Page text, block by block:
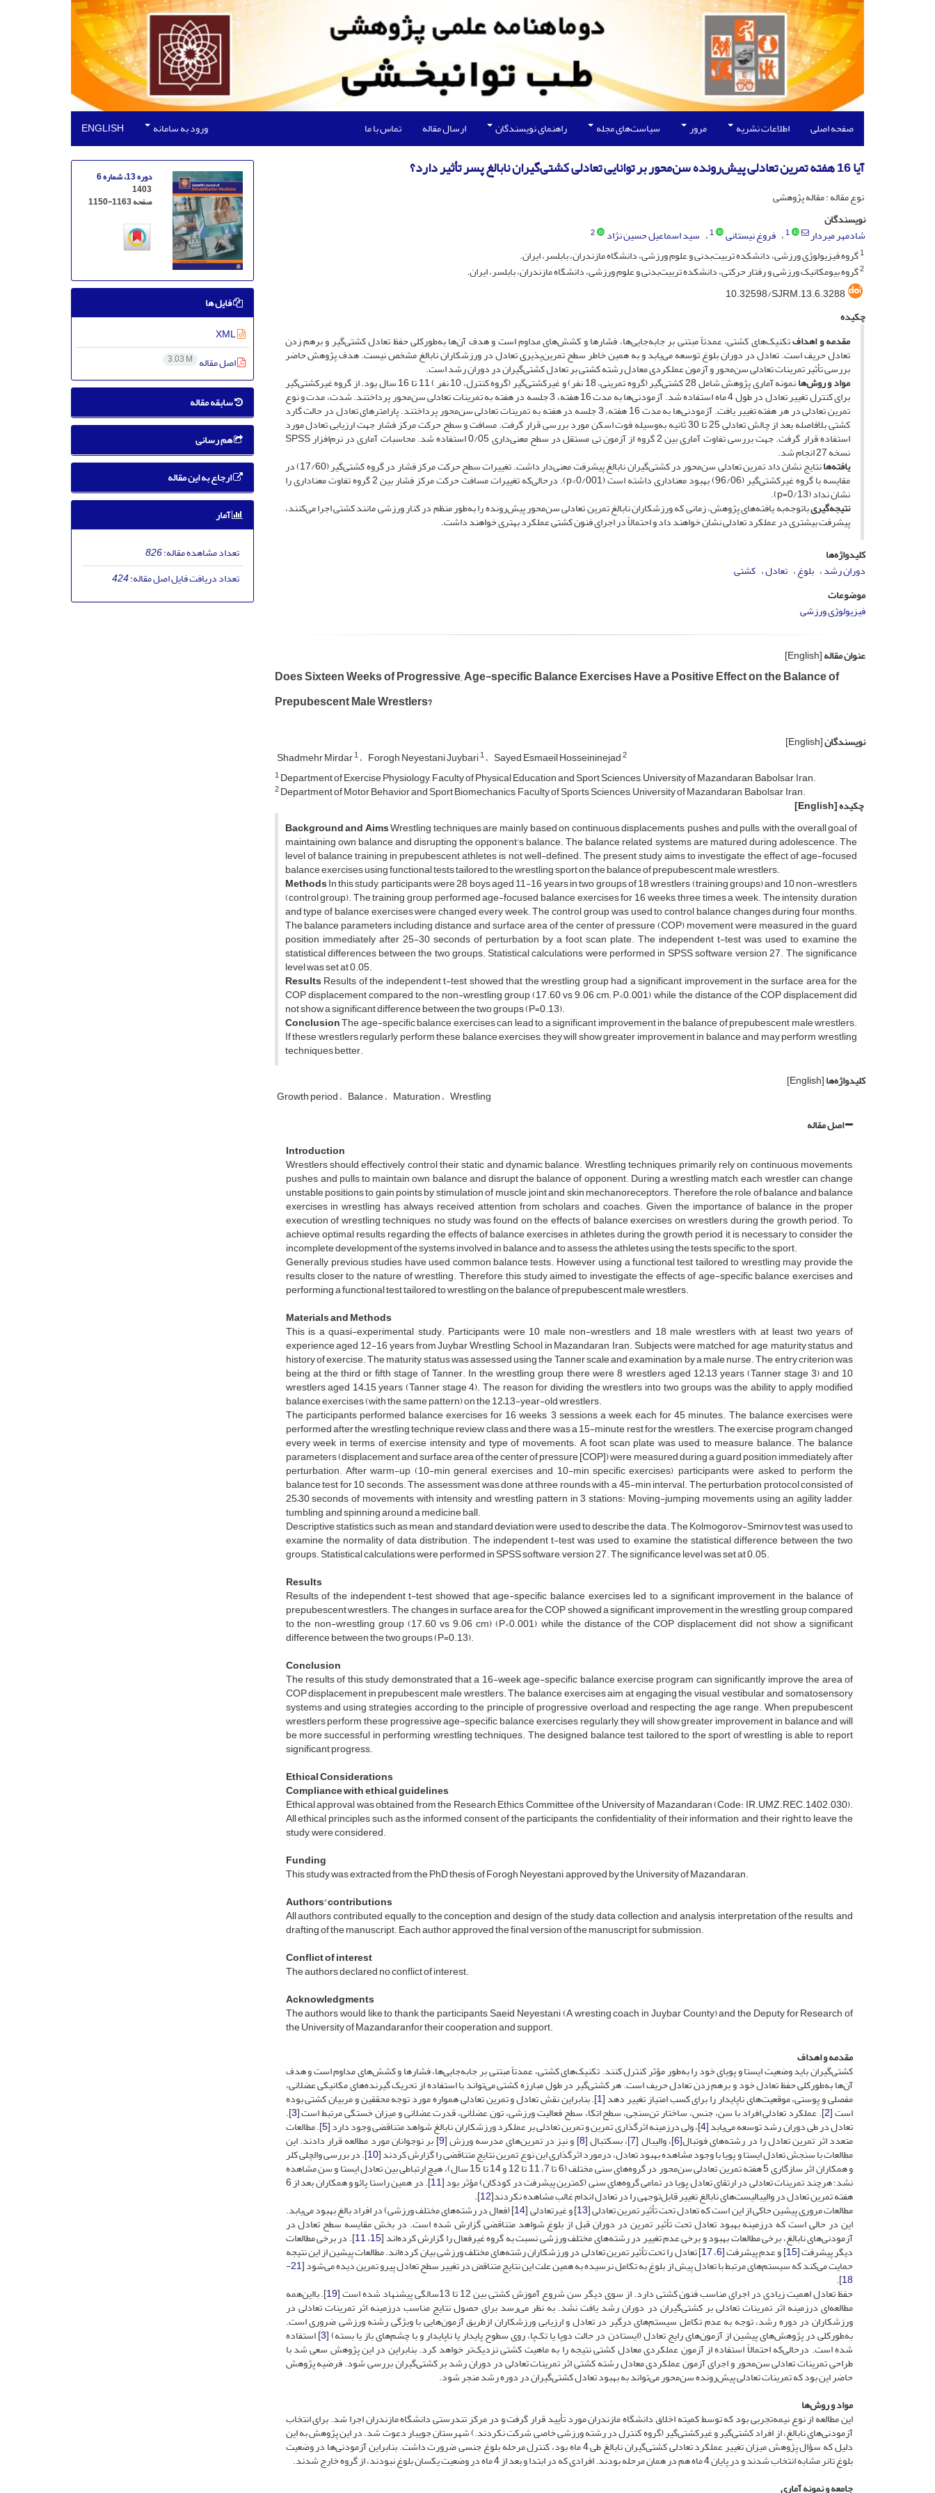
صفحه اصلی اطلاعات نشریه مرور سیاست‌های مجله راهنمای نویسندگان ارسال مقاله تماس با ما ورود به سامانه ENGLISH
آیا 16 هفته تمرین تعادلی پیش‌رونده سن‌محور بر توانایی تعادلی کشتی‌گیران نابالغ پسر تأثیر دارد؟
نوع مقاله : مقاله پژوهشی
نویسندگان
شادمهر میردار
1 فروغ نیستانی 1 سید اسماعیل حسین نژاد
2
1گروه فیزیولوژی ورزشی، دانشکده تربیت‌بدنی و علوم ورزشی، دانشگاه مازندران، بابلسر، ایران.
2گروه بیومکانیک ورزشی و رفتار حرکتی، دانشکده تربیت‌بدنی و علوم ورزشی، دانشگاه مازندران، بابلسر، ایران.
10.32598/SJRM.13.6.3288
چکیده
مقدمه و اهدافتکنیک‌های کشتی، عمدتاً مبتنی بر جابه‌جایی‌ها، فشارها و کشش‌های مداوم است و هدف آن‌ها به‌طور‌کلی حفظ تعادل کشتی‌گیر و برهم زدن
تعادل حریف است. تعادل در دوران بلوغ توسعه می‌یابد و به همین خاطر سطح تمرین‌پذیری تعادل در ورزشکاران نابالغ مشخص نیست. هدف پژوهش حاضر
بررسی تأثیر تمرینات تعادلی سن‌محور و آزمون عملکردی معادل رشته کشتی بر تعادل کشتی‌گیران در دوران رشد است.
مواد و روش‌ها نمونه آماری پژوهش شامل 28 کشتی‌گیر (گروه تمرینی، 18 نفر) و غیرکشتی‌گیر (گروه کنترل، 10 نفر ) 11 تا 16 سال بود. از گروه غیرکشتی‌گیر
برای کنترل تغییر تعادل در طول 4 ماه استفاده شد. آزمودنی‌ها به مدت 16 هفته، 3 جلسه در هفته به تمرینات تعادلی سن‌محور ‌پرداختند. شدت، مدت و نوع
تمرین تعادلی در هر هفته تغییر یافت. آزمودنی‌ها به مدت 16 هفته، 3 جلسه در هفته به تمرینات تعادلی سن‌محور ‌پرداختند. پارامترهای تعادل در حالت گارد
کشتی بلافاصله بعد از چالش تعادلی 25 تا 30 ثانیه به‌وسیله فوت اسکن مورد بررسی قرار گرفت. مسافت و سطح حرکت مرکز فشار جهت ارزیابی تعادل مورد
استفاده قرار گرفت. جهت بررسی تفاوت آماری بین 2 گروه از آزمون تی مستقل در سطح معنی‌داری 0/05 استفاده شد. محاسبات آماری در نرم‌افزار SPSS
نسخه 27 انجام شد.
یافته‌ها نتایج نشان ‌داد تمرین تعادلی سن‌محور در کشتی‌گیران نابالغ پیشرفت معنی‌دار داشت. تغییرات سطح حرکت مرکز فشار در گروه کشتی‌گیر (17/60) در
مقایسه با گروه غیرکشتی‌گیر (96/06) بهبود معناداری داشته است (0/001>p). در‌حالی‌که تغییرات مسافت حرکت مرکز فشار بین 2 گروه تفاوت معناداری را
نشان نداد (0/13=p).
نتیجه‌گیریبا‌توجه‌به یافته‌های پژوهش، زمانی که ورزشکاران نابالغ تمرین تعادلی سن‌محور پیش‌رونده را به‌طور منظم در کنار ورزشی مانند کشتی اجرا می‌کنند،
پیشرفت بیشتری در عملکرد تعادلی نشان خواهند داد و احتمالاً در اجرای فنون کشتی عملکرد بهتری خواهند داشت.
کلیدواژه‌ها
دوران رشد بلوغ تعادل کشتی
موضوعات
فیزیولوژی ورزشی
عنوان مقاله[English]
Does Sixteen Weeks of Progressive, Age-specific Balance Exercises Have a Positive Effect on the Balance of
Prepubescent Male Wrestlers?
نویسندگان[English]
Shadmehr Mirdar1 Forogh Neyestani Juybari1 Sayed Esmaeil Hosseininejad2
1Department of Exercise Physiology, Faculty of Physical Education and Sport Sciences, University of Mazandaran, Babolsar, Iran.
2Department of Motor Behavior and Sport Biomechanics, Faculty of Sports Sciences, University of Mazandaran, Babolsar, Iran.
چکیده[English]
Background and AimsWrestling techniques are mainly based on continuous displacements, pushes and pulls, with the overall goal of
maintaining own balance and disrupting the opponent's balance. The balance related systems are matured during adolescence. The
level of balance training in prepubescent athletes is not well-defined. The present study aims to investigate the effect of age-focused
balance exercises using functional tests tailored to the wrestling sport on the balance of prepubescent male wrestlers.
MethodsIn this study, participants were 28 boys aged 11-16 years in two groups of 18 wrestlers (training groups) and 10 non-wrestlers
(control group). The training group performed age-focused balance exercises for 16 weeks, three times a week. The intensity, duration
and type of balance exercises were changed every week. The control group was used to control balance changes during four months.
The balance parameters including distance and surface area of the center of pressure (COP) movement were measured in the guard
position immediately after 25-30 seconds of perturbation by a foot scan plate. The independent t-test was used to examine the
statistical differences between the two groups. Statistical calculations were performed in SPSS software, version 27. The significance
level was set at 0.05.
ResultsResults of the independent t-test showed that the wrestling group had a significant improvement in the surface area for the
COP displacement compared to the non-wrestling group (17.60 vs 9.06 cm; P<0.001), while the distance of the COP displacement did
not show a significant difference between the two groups (P=0.13).
ConclusionThe age-specific balance exercises can lead to a significant improvement in the balance of prepubescent male wrestlers.
If these wrestlers regularly perform these balance exercises, they will show greater improvement in balance and may perform wrestling
techniques better.
کلیدواژه‌ها[English]
Growth period Balance Maturation Wrestling
اصل مقاله
Introduction
Wrestlers should effectively control their static and dynamic balance. Wrestling techniques primarily rely on continuous movements,
pushes, and pulls to maintain own balance and disrupt the balance of opponent. During a wrestling match, each wrestler can change
unstable positions to gain points by stimulation of muscle, joint and skin mechanoreceptors. Therefore, the role of balance and balance
exercises in wrestling has always received attention from scholars and coaches. Given the importance of balance in the proper
execution of wrestling techniques, no study was found on the effects of balance exercises on wrestlers during the growth period. To
achieve optimal results regarding the effects of balance exercises in athletes during the growth period, it is necessary to consider the
incomplete development of the systems involved in balance and to assess the athletes using the tests specific to the sport.
Generally, previous studies have used common balance tests. However, using a functional test tailored to wrestling may provide the
results closer to the nature of wrestling. Therefore, this study aimed to investigate the effects of age-specific balance exercises and
performing a functional test tailored to wrestling on the balance of prepubescent male wrestlers.
Materials and Methods
This is a quasi-experimental study. Participants were 10 male non-wrestlers and 18 male wrestlers with at least two years of
experience aged 12-16 years from Juybar Wrestling School in Mazandaran, Iran. Subjects were matched for age, maturity status and
history of exercise. The maturity status was assessed using the Tanner scale and examination by a male nurse. The entry criterion was
being at the third or fifth stage of Tanner. In the wrestling group, there were 8 wrestlers aged 12–13 years (Tanner stage 3) and 10
wrestlers aged 14–15 years (Tanner stage 4). The reason for dividing the wrestlers into two groups was the ability to apply modified
balance exercises (with the same pattern) on the 12–13-year-old wrestlers.
The participants performed balance exercises for 16 weeks, 3 sessions a week, each for 45 minutes. The balance exercises were
performed after the wrestling technique review class and there was a 15-minute rest for the wrestlers. The exercise program changed
every week in terms of exercise intensity and type of movements. A foot scan plate was used to measure balance. The balance
parameters (displacement and surface area of the center of pressure [COP]) were measured during a guard position immediately after
perturbation. After warm-up (10-min general exercises and 10-min specific exercises), participants were asked to perform the
balance test for 10 seconds. The assessment was done at three rounds with a 45-min interval. The perturbation protocol consisted of
25–30 seconds of movements with intensity and wrestling pattern in 3 stations: Moving-jumping movements using an agility ladder,
tumbling, and spinning around a medicine ball.
Descriptive statistics such as mean and standard deviation were used to describe the data. The Kolmogorov-Smirnov test was used to
examine the normality of data distribution. The independent t-test was used to examine the statistical difference between the two
groups. Statistical calculations were performed in SPSS software, version 27. The significance level was set at 0.05.
Results
Results of the independent t-test showed that age-specific balance exercises led to a significant improvement in the balance of
prepubescent wrestlers. The changes in surface area for the COP showed a significant improvement in the wrestling group compared
to the non-wrestling group (17.60 vs 9.06 cm) (P<0.001), while the distance of the COP displacement did not show a significant
difference between the two groups (P=0.13).
Conclusion
The results of this study demonstrated that a 16-week age-specific balance exercise program can significantly improve the area of
COP displacement in prepubescent male wrestlers. The balance exercises aim at engaging the visual, vestibular, and somatosensory
systems and using strategies according to the principle of progressive overload and respecting the age range. When prepubescent
wrestlers perform these progressive age-specific balance exercises regularly, they will show greater improvement in balance and will
be more successful in performing wrestling techniques. The designed balance test tailored to the sport of wrestling is able to report
significant progress.
Ethical Considerations
Compliance with ethical guidelines
Ethical approval was obtained from the Research Ethics Committee of the University of Mazandaran (Code: IR.UMZ.REC.1402.030).
All ethical principles such as the informed consent of the participants, the confidentiality of their information, and their right to leave the
study, were considered.
Funding
This study was extracted from the PhD thesis of Forogh Neyestani, approved by the University of Mazandaran.
Authors' contributions
All authors contributed equally to the conception and design of the study, data collection and analysis, interpretation of the results, and
drafting of the manuscript. Each author approved the final version of the manuscript for submission.
Conflict of interest
The authors declared no conflict of interest.
Acknowledgments
The authors would like to thank the participants, Saeid Neyestani (A wresting coach in Juybar County) and the Deputy for Research of
the University of Mazandaranfor their cooperation and support.
مقدمه و اهداف
کشتی‌گیران باید وضعیت ایستا و پویای خود را به‌طور مؤثر کنترل کنند. تکنیک‌های کشتی، عمدتاً مبتنی بر جابه‌جایی‌ها، فشارها و کشش‌های مداوم است و هدف
آن‌ها به‌طور‌کلی حفظ تعادل خود و برهم زدن تعادل حریف است. هر کشتی‌گیر در طول مبارزه کشتی‌ می‌تواند با استفاده از تحریک گیرنده‌های مکانیکی عضلانی،
مفصلی و پوستی، موقعیت‌های ناپایدار را برای کسب امتیاز تغییر دهد [1]. بنابراین نقش تعادل و تمرین تعادلی همواره مورد توجه محققین و مربیان کشتی بوده
است [2]. عملکرد تعادلی افراد با سن، جنس، ساختار تن‌سنجی، سطح اتکا، سطح فعالیت ورزشی، تون عضلانی، قدرت عضلانی و میزان خستگی مرتبط است [3
].
تعادل در طی دوران رشد توسعه می‌یابد [4]، ولی در‌زمینه اثرگذاری تمرین و تمرین تعادلی بر عملکرد ورزشکاران نابالغ شواهد متناقضی وجود دارد [5]. مطالعات
متعدد اثر تمرین تعادل را در رشته‌های فوتبال[6]، والیبال [7]، بسکتبال [8] و نیز در تمرین‌های مدرسه ورزش [9] بر نوجوانان مورد مطالعه قرار دادند. این
مطالعات با سنجش تعادل ایستا و پویا با وجود مشاهده بهبود تعادل، درمورد اثرگذاری این نوع تمرین نتایج متناقضی را گزارش کردند [10]. در بررسی والچلی کلر
و همکاران اثر سازگاری 5 هفته تمرین تعادلی سن‌محور در گروه‌های سنی مختلف (6 تا 7، 11 تا 12 و 14 تا 15 سال)، هیچ ارتباطی بین تعادل ایستا و سن مشاهده
نشد؛ هرچند تمرینات تعادلی در ارتقای تعادل پویا در تمامی گروه‌های سنی (کمترین پیشرفت در کودکان) مؤثر بود [11 ]. در همین راستا پائو و همکاران بعد از 6
هفته تمرین تعادل در والیبالیست‌های نابالغ تغییر قابل‌توجهی را در تعادل اندام غالب مشاهده نکردند[12
].
مطالعات مروری پیشین حاکی از این است که تعادل تحت تأثیر تمرین تعادلی [13] و غیرتعادلی [14] (فعال در رشته‌های مختلف ورزشی) در افراد بالغ بهبود می‌یابد.
این در حالی است که در‌زمینه بهبود تعادل تحت تأثیر تمرین در دوران قبل از بلوغ شواهد متناقضی گزارش شده است. در بخش مقایسه سطح تعادل در
آزمودنی‌های نابالغ، برخی مطالعات بهبود و برخی عدم تغییر در رشته‌های مختلف ورزشی نسبت به گروه غیرفعال را گزارش کرده‌اند [15،11]. در برخی مطالعات
دیگر پیشرفت [15] و عدم پیشرفت [6،17] تعادل را تحت تأثیر تمرین تعادلی در ورزشکاران رشته‌های مختلف ورزشی بیان کرده‌اند. مطالعات پیشین از این نتیجه
حمایت می‌کند که سیستم‌های مرتبط با تعادل پیش از بلوغ به تکامل نرسیده به همین علت این نتایج متناقض در تغییر سطح تعادل پیرو تمرین دیده می‌شود [21
-
18
].
حفظ تعادل اهمیت زیادی در اجرای مناسب فنون کشتی دارد. از سوی دیگر سن شروع آموزش کشتی بین 12 تا 13سالگی پیشنهاد شده است [ 19]. با‌این‌همه
مطالعه‌ای در‌زمینه اثر تمرینات تعادلی بر کشتی‌گیران در دوران رشد یافت نشد. به نظر می‌رسد برای حصول نتایج مناسب در‌زمینه اثر تمرینات تعادلی در
ورزشکاران در دوره رشد، توجه به عدم تکامل سیستم‌های درگیر در تعادل و ارزیابی ورزشکاران از‌طریق آزمون‌هایی با ویژگی رشته ورزشی ضروری است.
به‌طور‌کلی در پژوهش‌های پیشین از آزمون‌های رایج تعادل (ایستادن در حالت دوپا یا تک‌پا، روی سطوح پایدار یا ناپایدار و با چشم‌های باز یا بسته) [3] استفاده
شده است. در‌حالی‌که احتمالاً استفاده از آزمون عملکردی معادل کشتی نتیجه را به ماهیت کشتی نزدیک‌تر خواهد کرد. بنابراین در این پژوهش سعی شد با
طراحی تمرینات تعادلی سن‌محور و اجرای آزمون عملکردی معادل رشته کشتی اثر تمرینات تعادلی در دوران رشد بر کشتی‌گیران بررسی شود. فرضیه پژوهش
حاضر این بود که تمرینات تعادلی پیش‌رونده سن‌محور می‌تواند به بهبود تعادل کشتی‌گیران در دوره رشد منجر شود.
مواد و روش‌ها
این مطالعه از نوع نیمه‌تجربی بود که توسط کمیته اخلاق دانشگاه مازندران مورد تأیید قرار گرفت و در مرکز تندرستی دانشگاه مازندران اجرا شد. برای انتخاب
آزمودنی‌های نابالغ، از افراد کشتی‌گیر و غیرکشتی‌گیر (گروه کنترل در رشته ورزشی خاصی شرکت نکردند.) شهرستان جویبار دعوت شد. در این پژوهش به این
دلیل که سؤال پژوهش میزان تغییر عملکرد تعادلی کشتی‌گیران نابالغ طی 4 ماه بود، کنترل مرحله بلوغ جنسی ضرورت داشت. بنابراین آزمودنی‌ها در وضعیت
بلوغ تانر مشابه انتخاب شدند و در پایان 4 ماه هم در همان مرحله بودند. افرادی که در ابتدا و بعد از 4 ماه در وضعیت یکسان بلوغ نبودند، از گروه خارج شدند.
جامعه و نمونه آماری
دوره 13، شماره 6
1403
صفحه1150-1163
فایل ها
XML
اصل مقاله 3.03 M
سابقه مقاله
هم رسانی
ارجاع به این مقاله
آمار
تعداد مشاهده مقاله:826
تعداد دریافت فایل اصل مقاله:424